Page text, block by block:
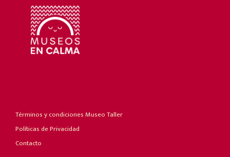
Términos y condiciones Museo Taller
Políticas de Privacidad
Contacto